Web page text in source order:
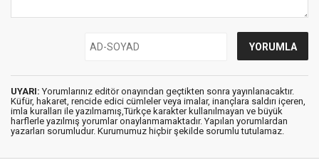
UYARI: Yorumlarınız editör onayından geçtikten sonra yayınlanacaktır.
Küfür, hakaret, rencide edici cümleler veya imalar, inançlara saldırı içeren,
imla kuralları ile yazılmamış,Türkçe karakter kullanılmayan ve büyük
harflerle yazılmış yorumlar onaylanmamaktadır. Yapılan yorumlardan
yazarları sorumludur. Kurumumuz hiçbir şekilde sorumlu tutulamaz.